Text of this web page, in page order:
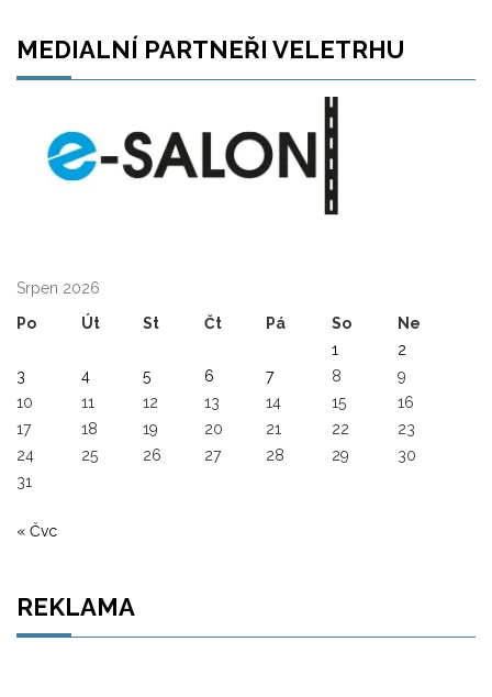
MEDIALNÍ PARTNEŘI VELETRHU
Srpen 2026
Po
Út St Čt Pá So
Ne
1
2
3
4 5 6 7 8
9
10
11 12 13 14 15
16
17
18 19 20 21 22
23
24
25 26 27 28 29
30
31
« Čvc
REKLAMA